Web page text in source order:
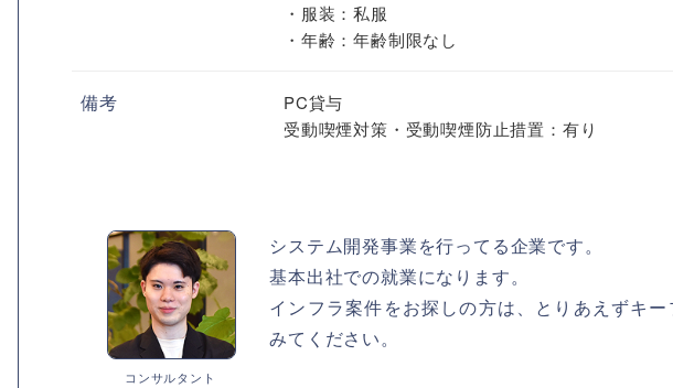
・服装：私服
・年齢：年齢制限なし
備考
PC貸与
受動喫煙対策・受動喫煙防止措置：有り
コンサルタント
システム開発事業を行ってる企業です。
基本出社での就業になります。
インフラ案件をお探しの方は、とりあえずキ
みてください。